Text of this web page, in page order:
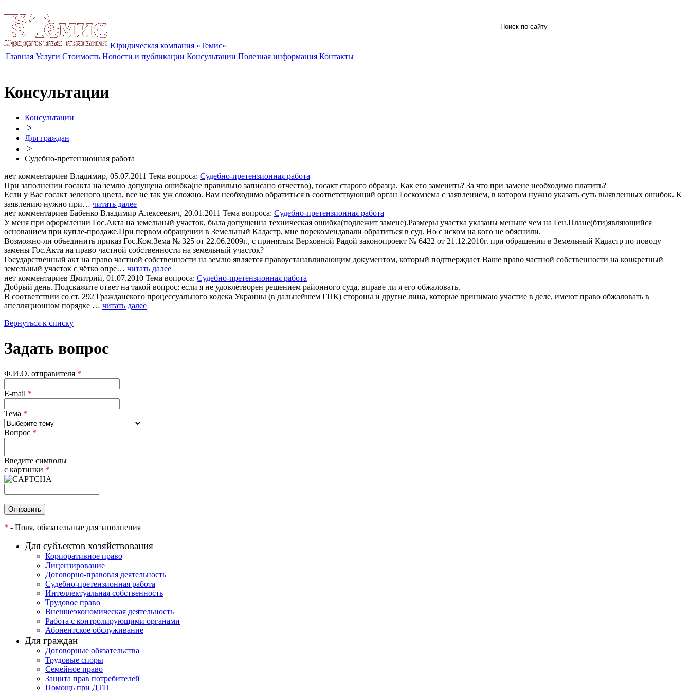
Юридическая компания «Темис»
Главная Услуги Стоимость Новости и публикации Консультации Полезная информация Контакты
Консультации
Консультации
>
Для граждан
>
Судебно-претензионная работа
нет комментариев Владимир, 05.07.2011 Тема вопроса: Судебно-претензионная работа
При заполнении госакта на землю допущена ошибка(не правильно записано отчество), госакт старого образца. Как его заменить? За что при замене необходимо платить?
Если у Вас госакт зеленого цвета, все не так уж сложно. Вам необходимо обратиться в соответствующий орган Госкомзема с заявлением, в котором нужно указать суть выявленных ошибок. К
заявлению нужно при… читать далее
нет комментариев Бабенко Владимир Алексеевич, 20.01.2011 Тема вопроса: Судебно-претензионная работа
У меня при оформлении Гос.Акта на земельный участок, была допущенна техническая ошибка(подлежит замене).Размеры участка указаны меньше чем на Ген.Плане(бти)являющийся
основанием при купле-продаже.При первом обращении в Земельный Кадастр, мне порекомендавали обратиться в суд. Но с иском на кого не обяснили.
Возможно-ли объединить приказ Гос.Ком.Зема № 325 от 22.06.2009г., с принятым Верховной Радой законопроект № 6422 от 21.12.2010г. при обращении в Земельный Кадастр по поводу
замены Гос.Акта на право частной собственности на земельный участок?
Государственный акт на право частной собственности на землю является правоустанавливающим документом, который подтверждает Ваше право частной собственности на конкретный
земельный участок с чётко опре… читать далее
нет комментариев Дмитрий, 01.07.2010 Тема вопроса: Судебно-претензионная работа
Добрый день. Подскажите ответ на такой вопрос: если я не удовлетворен решением районного суда, вправе ли я его обжаловать.
В соответствии со ст. 292 Гражданского процессуального кодека Украины (в дальнейшем ГПК) стороны и другие лица, которые принимаю участие в деле, имеют право обжаловать в
апелляционном порядке … читать далее
Вернуться к списку
Задать вопрос
Ф.И.О. отправителя *
E-mail *
Тема *
Вопрос *
Введите символы
с картинки *
* - Поля, обязательные для заполнения
Для субъектов хозяйствования
Корпоративное право
Лицензирование
Договорно-правовая деятельность
Судебно-претензионная работа
Интеллектуальная собственность
Трудовое право
Внешнеэкономическая деятельность
Работа с контролирующими органами
Абонентское обслуживание
Для граждан
Договорные обязательства
Трудовые споры
Семейное право
Защита прав потребителей
Помощь при ДТП